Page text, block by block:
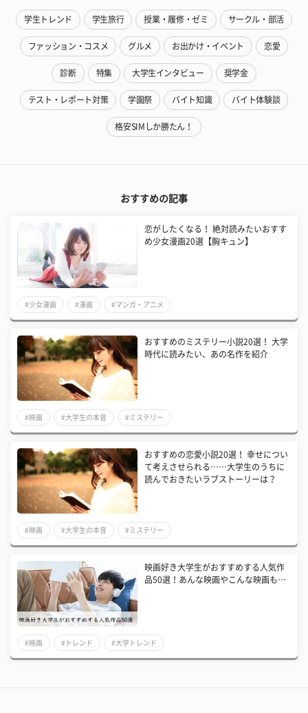
学生トレンド 学生旅行 授業・履修・ゼミ サークル・部活
ファッション・コスメ グルメ お出かけ・イベント 恋愛
診断 特集 大学生インタビュー 奨学金
テスト・レポート対策 学園祭 バイト知識 バイト体験談
格安SIMしか勝たん！
おすすめの記事
恋がしたくなる！ 絶対読みたいおすす
め少女漫画20選【胸キュン】
#少女漫画 #漫画 #マンガ・アニメ
おすすめのミステリー小説20選！ 大学
時代に読みたい、あの名作を紹介
#映画 #大学生の本音 #ミステリー
おすすめの恋愛小説20選！ 幸せについ
て考えさせられる……大学生のうちに
読んでおきたいラブストーリーは？
#映画 #大学生の本音 #ミステリー
映画好き大学生がおすすめする人気作
品50選！あんな映画やこんな映画も…
#映画 #トレンド #大学トレンド